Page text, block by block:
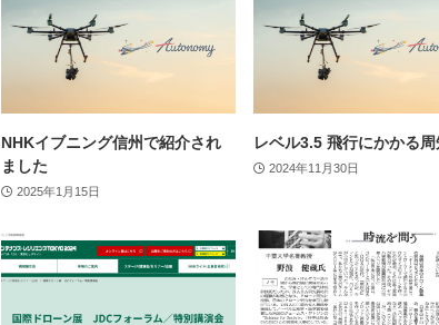
NHKイブニング信州で紹介され
ました
2025年1月15日
レベル3.5 飛行にかかる
2024年11月30日